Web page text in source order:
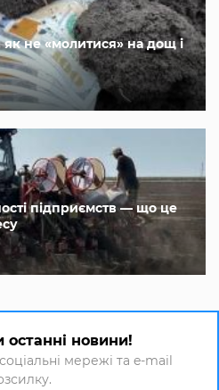
не «молитися» на дощ і
підприємств — що це
останні новини!
мережі та e-mail